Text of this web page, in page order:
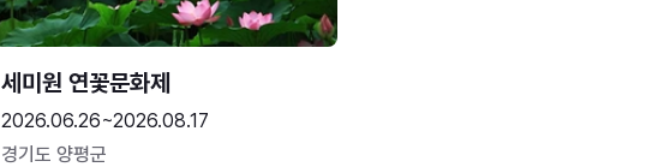
세미원 연꽃문화제
2026.06.26~2026.08.17
경기도 양평군